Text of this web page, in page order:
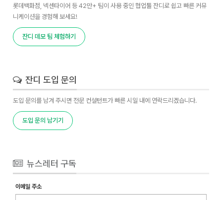
롯데백화점, 넥센타이어 등 42만+ 팀이 사용 중인 협업툴 잔디로 쉽고 빠른 커뮤
니케이션을 경험해 보세요!
잔디 데모 팀 체험하기
잔디 도입 문의
도입 문의를 남겨 주시면 전문 컨설턴트가 빠른 시일 내에 연락드리겠습니다.
도입 문의 남기기
뉴스레터 구독
이메일 주소